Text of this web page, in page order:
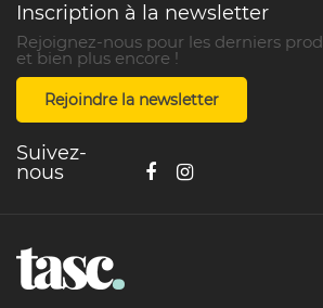
Inscription à la newsletter
Rejoignez-nous pour les derniers
et bien plus encore !
Rejoindre la newsletter
Suivez-
nous